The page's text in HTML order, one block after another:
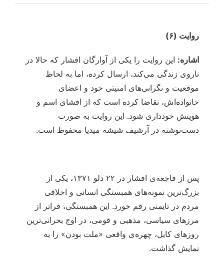
روایت (۶)
اشاره: این روایت را یکی از آوارگان افشار که حالا در
ناروی زندگی می‌کند، ارسال کرده، اما به لحاظ
موقعیت و نگرانی‌های امنیتی خود و اعضای
خانواده‌اش، تقاضا کرده است که از افشای اسم و
هویتش خودداری شود. این روایت به صورت
دست‌نوشته در آرشیف شیشه میدیا محفوظ است.
پس از فاجعه‌ی افشار در ۲۲ دلو ۱۳۷۱، یکی از
بزرگ‌ترین نمونه‌های همبستگی انسانی و اخلاقی
مردم در تایمنی رقم خورد. این همبستگی، فراتر از
مرزهای سیاسی، مذهبی و قومی، در اوج بحرانی‌ترین
روزهای کابل، چهره‌ی واقعی «ملت بودن» را به
نمایش گذاشت.